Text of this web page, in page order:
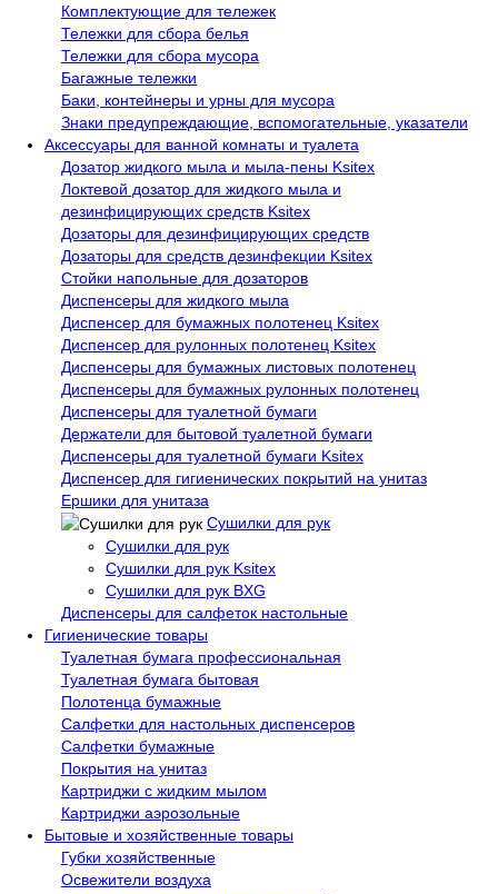
Комплектующие для тележек
Тележки для сбора белья
Тележки для сбора мусора
Багажные тележки
Баки, контейнеры и урны для мусора
Знаки предупреждающие, вспомогательные, указатели
Аксессуары для ванной комнаты и туалета
Дозатор жидкого мыла и мыла-пены Ksitex
Локтевой дозатор для жидкого мыла и
дезинфицирующих средств Ksitex
Дозаторы для дезинфицирующих средств
Дозаторы для средств дезинфекции Ksitex
Стойки напольные для дозаторов
Диспенсеры для жидкого мыла
Диспенсер для бумажных полотенец Ksitex
Диспенсер для рулонных полотенец Ksitex
Диспенсеры для бумажных листовых полотенец
Диспенсеры для бумажных рулонных полотенец
Диспенсеры для туалетной бумаги
Держатели для бытовой туалетной бумаги
Диспенсеры для туалетной бумаги Ksitex
Диспенсер для гигиенических покрытий на унитаз
Ершики для унитаза
Сушилки для рук
Сушилки для рук
Сушилки для рук Ksitex
Сушилки для рук BXG
Диспенсеры для салфеток настольные
Гигиенические товары
Туалетная бумага профессиональная
Туалетная бумага бытовая
Полотенца бумажные
Салфетки для настольных диспенсеров
Салфетки бумажные
Покрытия на унитаз
Картриджи с жидким мылом
Картриджи аэрозольные
Бытовые и хозяйственные товары
Губки хозяйственные
Освежители воздуха